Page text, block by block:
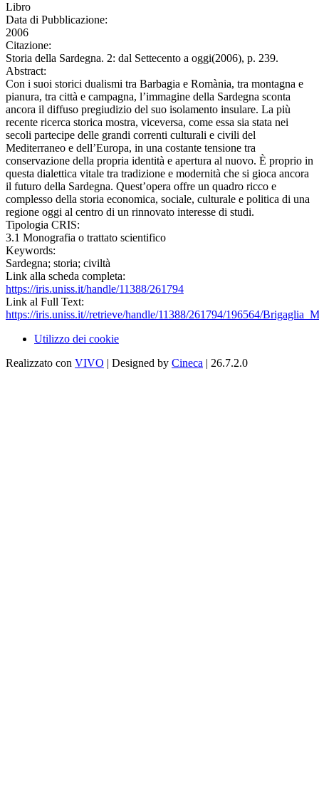
Libro
Data di Pubblicazione:
2006
Citazione:
Storia della Sardegna. 2: dal Settecento a oggi(2006), p. 239.
Abstract:
Con i suoi storici dualismi tra Barbagia e Romània, tra montagna e
pianura, tra città e campagna, l’immagine della Sardegna sconta
ancora il diffuso pregiudizio del suo isolamento insulare. La più
recente ricerca storica mostra, viceversa, come essa sia stata nei
secoli partecipe delle grandi correnti culturali e civili del
Mediterraneo e dell’Europa, in una costante tensione tra
conservazione della propria identità e apertura al nuovo. È proprio in
questa dialettica vitale tra tradizione e modernità che si gioca ancora
il futuro della Sardegna. Quest’opera offre un quadro ricco e
complesso della storia economica, sociale, culturale e politica di una
regione oggi al centro di un rinnovato interesse di studi.
Tipologia CRIS:
3.1 Monografia o trattato scientifico
Keywords:
Sardegna; storia; civiltà
Link alla scheda completa:
https://iris.uniss.it/handle/11388/261794
Link al Full Text:
https://iris.uniss.it//retrieve/handle/11388/261794/196564/
Utilizzo dei cookie
Realizzato con VIVO | Designed by Cineca | 26.7.2.0